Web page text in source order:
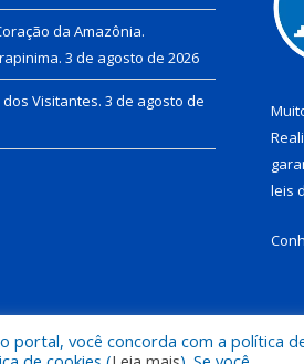
da Amazônia.
3 de agosto de 2026
dos Visitantes. 3 de agosto de
leis
Mapa do Site
portal, você concorda com a política